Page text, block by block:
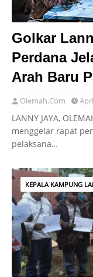
Golkar
Perdana
Arah Baru
Olemah.Com
LANNY JAYA,
menggelar rapat
pelaksana…
KEPALA KAMPUNG